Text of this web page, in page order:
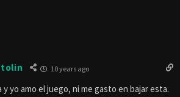
10 years ago
y yo amo el juego, ni me gasto en bajar esta.